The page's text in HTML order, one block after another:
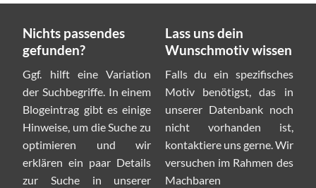
Nichts passendes
gefunden?
Ggf. hilft eine Variation
der Suchbegriffe. In einem
Blogeintrag gibt es einige
Hinweise, um die Suche zu
optimieren und wir
erklären ein paar Details
zur Suche in unserer
Lass uns dein
Wunschmotiv wissen
Falls du ein spezifisches
Motiv benötigst, das in
unserer Datenbank noch
nicht vorhanden ist,
kontaktiere uns gerne. Wir
versuchen im Rahmen des
Machbaren